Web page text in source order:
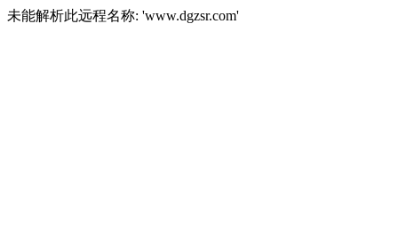
未能解析此远程名称: 'www.dgzsr.com'